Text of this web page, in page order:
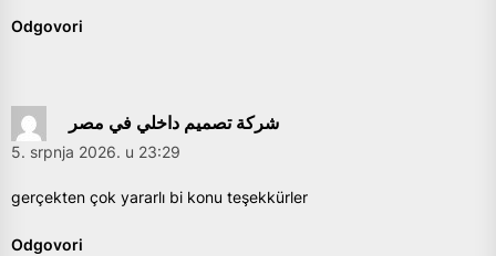
Odgovori
شركة تصميم داخلي في مصر
5. srpnja 2026. u 23:29
gerçekten çok yararlı bi konu teşekkürler
Odgovori